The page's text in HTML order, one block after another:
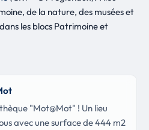
de la nature, des musées et
les blocs Patrimoine et
"Mot@Mot" ! Un lieu
avec une surface de 444 m2